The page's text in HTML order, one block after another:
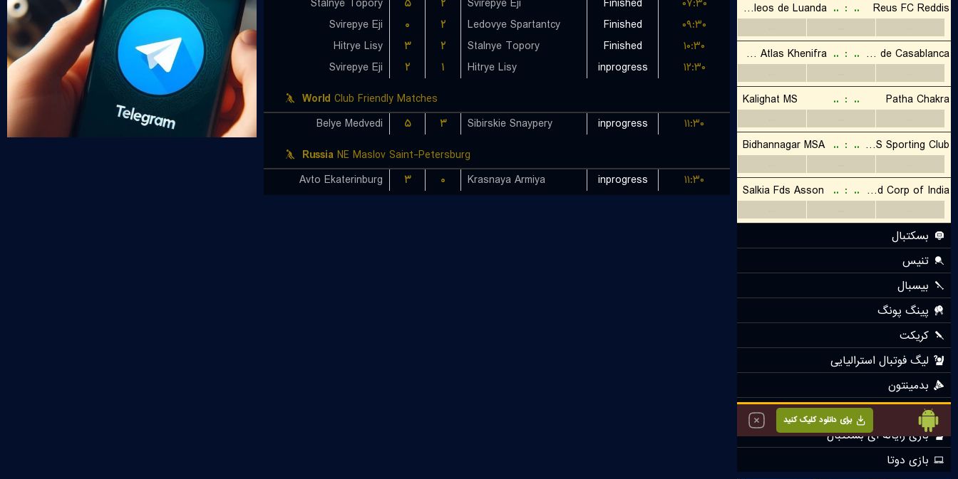
Stalnye Topory
۵ ۲ Svirepye Eji Finished
۰۷:۳۰
Svirepye Eji
۰ ۲ Ledovye Spartantcy Finished
۰۹:۳۰
Hitrye Lisy
۳ ۲ Stalnye Topory Finished
۱۰:۳۰
Svirepye Eji
۲ ۱ Hitrye Lisy inprogress
۱۲:۳۰
World Club Friendly Matches
Belye Medvedi
۵ ۳ Sibirskie Snaypery inprogress
۱۱:۳۰
Russia NE Maslov Saint-Petersburg
Avto Ekaterinburg
۳ ۰ Krasnaya Armiya inprogress ۱۱:۳۰